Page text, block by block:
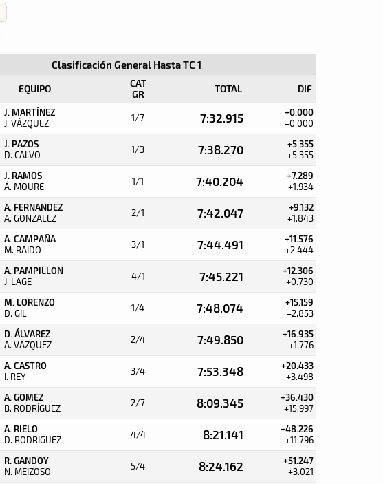
Clasificación General Hasta TC 1
EQUIPO
CAT
GR
TOTAL DIF
J. MARTÍNEZ
J. VÁZQUEZ 1/7 7:32.915 +0.000
+0.000
J. PAZOS
D. CALVO 1/3 7:38.270 +5.355
+5.355
J. RAMOS
Á. MOURE 1/1 7:40.204 +7.289
+1.934
A. FERNANDEZ
A. GONZALEZ 2/1 7:42.047 +9.132
+1.843
A. CAMPAÑA
M. RAIDO 3/1 7:44.491 +11.576
+2.444
A. PAMPILLON
J. LAGE 4/1 7:45.221 +12.306
+0.730
M. LORENZO
D. GIL 1/4 7:48.074 +15.159
+2.853
D. ÁLVAREZ
A. VAZQUEZ 2/4 7:49.850 +16.935
+1.776
A. CASTRO
I. REY 3/4 7:53.348 +20.433
+3.498
A. GOMEZ
B. RODRÍGUEZ 2/7 8:09.345 +36.430
+15.997
A. RIELO
D. RODRIGUEZ 4/4 8:21.141 +48.226
+11.796
R. GANDOY
N. MEIZOSO 5/4 8:24.162 +51.247
+3.021